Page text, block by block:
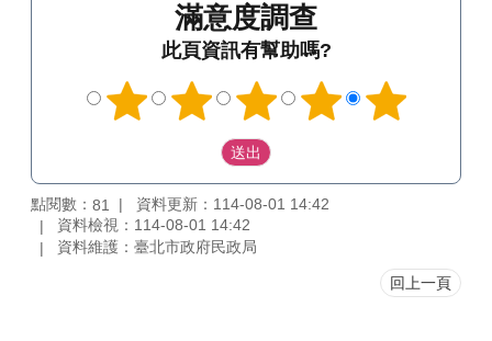
滿意度調查
此頁資訊有幫助嗎?
點閱數： 81
資料更新：114-08-01 14:42
資料檢視：114-08-01 14:42
資料維護：臺北市政府民政局
回上一頁